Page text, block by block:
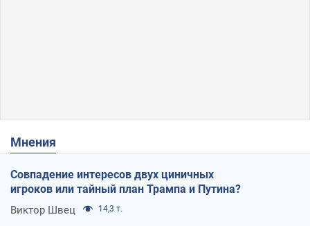
Мнения
Совпадение интересов двух циничных
игроков или тайный план Трампа и Путина?
Виктор Швец 14,3 т.